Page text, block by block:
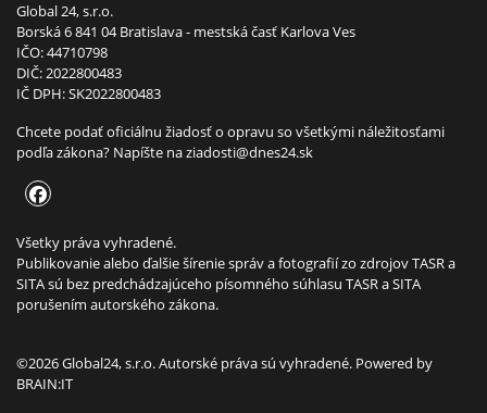
Global 24, s.r.o.
Borská 6 841 04 Bratislava - mestská časť Karlova Ves
IČO: 44710798
DIČ: 2022800483
IČ DPH: SK2022800483
Chcete podať oficiálnu žiadosť o opravu so všetkými náležitosťami
podľa zákona? Napíšte naziadosti@dnes24.sk
Všetky práva vyhradené.
Publikovanie alebo ďalšie šírenie správ a fotografií zo zdrojov TASR a
SITA sú bez predchádzajúceho písomného súhlasu TASR a SITA
porušením autorského zákona.
©2026 Global24, s.r.o. Autorské práva sú vyhradené. Powered by
BRAIN:IT